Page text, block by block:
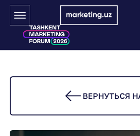
ВЕРНУТЬСЯ